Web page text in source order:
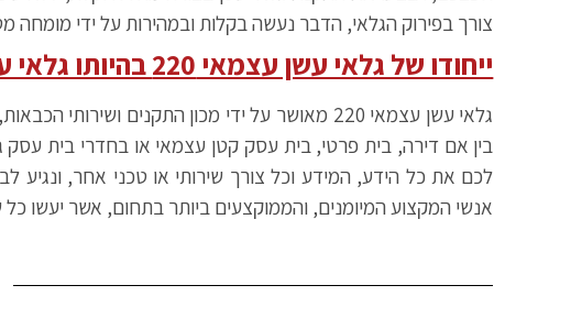
צורך בפירוק הגלאי, הדבר נעשה בקלות ובמהירות על ידי מומחה
ייחודו של גלאי עשן עצמאי 220 בהיותו גלאי עשן ביתי
בין אם דירה, בית פרטי, בית עסק קטן עצמאי או בחדרי בית
לכם את כל הידע, המידע וכל צורך שירותי או טכני אחר, ונגיע
אנשי המקצוע המיומנים, והממוקצעים ביותר בתחום, אשר יעשו